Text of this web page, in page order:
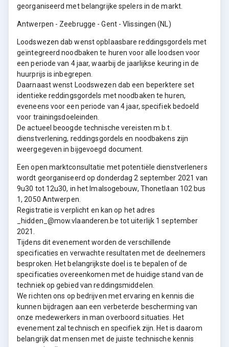
georganiseerd met belangrijke spelers in de markt.
Antwerpen - Zeebrugge - Gent - Vlissingen (NL)
Loodswezen dab wenst opblaasbare reddingsgordels met
geïntegreerd noodbaken te huren voor alle loodsen voor
een periode van 4 jaar, waarbij de jaarlijkse keuring in de
huurprijs is inbegrepen.
Daarnaast wenst Loodswezen dab een beperktere set
identieke reddingsgordels met noodbaken te huren,
eveneens voor een periode van 4 jaar, specifiek bedoeld
voor trainingsdoeleinden.
De actueel beoogde technische vereisten m.b.t.
dienstverlening, reddingsgordels en noodbakens zijn
weergegeven in bijgevoegd document.
Een open marktconsultatie met potentiële dienstverleners
wordt georganiseerd op donderdag 2 september 2021 van
9u30 tot 12u30, in het Imalsogebouw, Thonetlaan 102 bus
1, 2050 Antwerpen.
Registratie is verplicht en kan op het adres
_hidden_@mow.vlaanderen.be tot uiterlijk 1 september
2021.
Tijdens dit evenement worden de verschillende
specificaties en verwachte resultaten met de deelnemers
besproken. Het belangrijkste doel is te bepalen of de
specificaties overeenkomen met de huidige stand van de
techniek op gebied van reddingsmiddelen.
We richten ons op bedrijven met ervaring en kennis die
kunnen bijdragen aan een verbeterde bescherming van
onze medewerkers in man overboord situaties. Het
evenement zal technisch en specifiek zijn. Het is daarom
belangrijk dat mensen met de juiste technische kennis